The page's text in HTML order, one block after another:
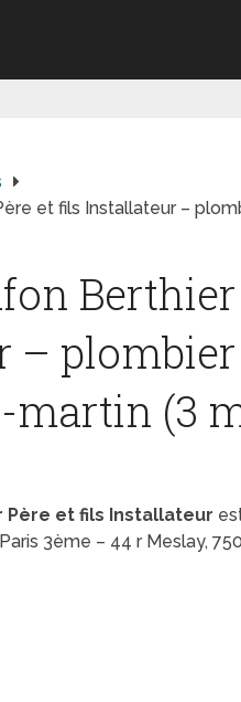
et fils Installateur –
–
martin (3
et fils Installateur
3ème – 44 r Meslay,